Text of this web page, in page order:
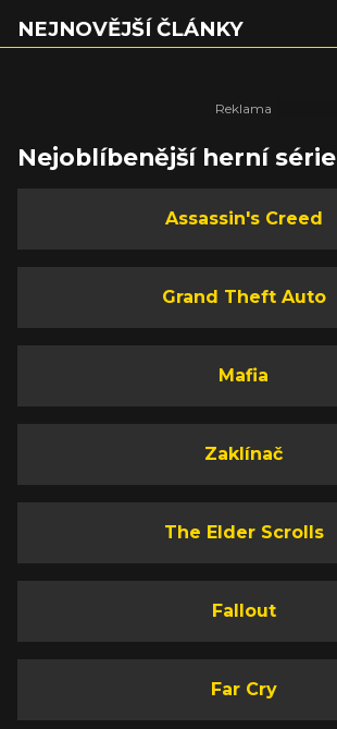
NEJNOVĚJŠÍ ČLÁNKY
Nejoblíbenější herní série
Assassin's Creed
Grand Theft Auto
Mafia
Zaklínač
The Elder Scrolls
Fallout
Far Cry